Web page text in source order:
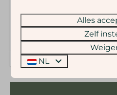
Alles
Zelf
NL